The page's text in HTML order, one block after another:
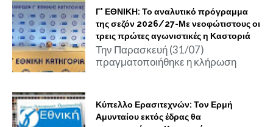
Γ' ΕΘΝΙΚΗ: Το αναλυτικό πρόγραμμα
της σεζόν 2026/27-Με νεοφώτιστους οι
τρεις πρώτες αγωνιστικές η Καστοριά
Την Παρασκευή (31/07)
πραγματοποιήθηκε η κλήρωση
Κύπελλο Ερασιτεχνών: Τον Ερμή
Αμυνταίου εκτός έδρας θα